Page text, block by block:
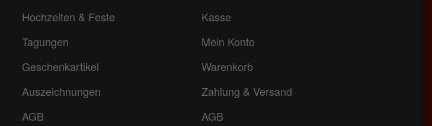
Hochzeiten & Feste
Tagungen
Geschenkartikel
Auszeichnungen
AGB
Kasse
Mein Konto
Warenkorb
Zahlung & Versand
AGB